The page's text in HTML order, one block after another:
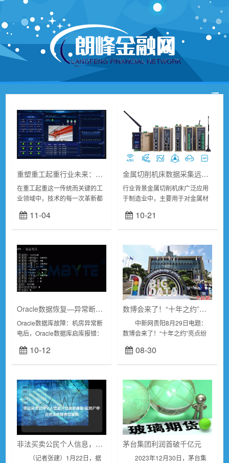
重塑重工起重行业未来：明达网关与云平台携手共创价值新篇章
在重工起重这一传统而关键的工
业领域中，技术的每一次革新都
跃。随着物联网、大数据、云计
算等先进技术的不断渗透，重工
11-04
金属切削机床数据采集远程监控系统方案
行业背景金属切削机床广泛应用
于制造业中，主要用于对金属材
操作。然而，因现场环境较为复
杂恶劣，且设备长期运行，金属
10-21
Oracle数据恢复—异常断电后Oracle数据库启库报错的数据恢复案例
Oracle数据库故障：机房异常断
电后，Oracle数据库启库报错：
保持一致性，数据库无法打开”。
数据库没有备份，...
10-12
数博会来了！“十年之约”亮点纷呈
中新网贵阳8月29日电题：
数博会来了！“十年之约”亮点纷
国际大数据产业博览会正在贵州
举行。今年是数博会举办的第
08-30
非法买卖公民个人信息，住建部通报5起房产中介违法违规典型案例
（记者张建）1月22日，据
茅台集团利润首破千亿元
2023年12月30日，茅台集